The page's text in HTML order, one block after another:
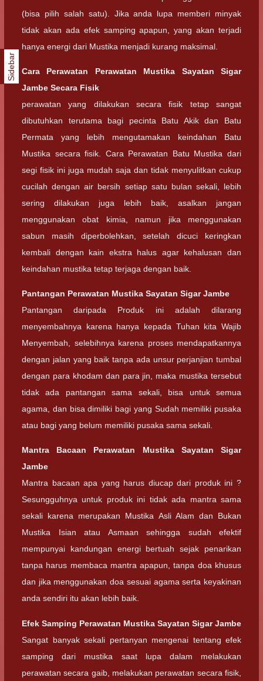
(bisa pilih salah satu). Jika anda lupa memberi minyak
tidak akan ada efek samping apapun, yang akan terjadi
hanya energi dari Mustika menjadi kurang maksimal.
Cara Perawatan Perawatan Mustika Sayatan Sigar
Jambe Secara Fisik
perawatan yang dilakukan secara fisik tetap sangat
dibutuhkan terutama bagi pecinta Batu Akik dan Batu
Permata yang lebih mengutamakan keindahan Batu
Mustika secara fisik. Cara Perawatan Batu Mustika dari
segi fisik ini juga mudah saja dan tidak menyulitkan cukup
cucilah dengan air bersih setiap satu bulan sekali, lebih
sering dilakukan juga lebih baik, asalkan jangan
menggunakan obat kimia, namun jika menggunakan
sabun masih diperbolehkan, setelah dicuci keringkan
kembali dengan kain ekstra halus agar kehalusan dan
keindahan mustika tetap terjaga dengan baik.
Pantangan Perawatan Mustika Sayatan Sigar Jambe
Pantangan daripada Produk ini adalah dilarang
menyembahnya karena hanya kepada Tuhan kita Wajib
Menyembah, selebihnya karena proses mendapatkannya
dengan jalan yang baik tanpa ada unsur perjanjian tumbal
dengan para khodam dan para jin, maka mustika tersebut
tidak ada pantangan sama sekali, bisa untuk semua
agama, dan bisa dimiliki bagi yang Sudah memiliki pusaka
atau bagi yang belum memiliki pusaka sama sekali.
Mantra Bacaan Perawatan Mustika Sayatan Sigar
Jambe
Mantra bacaan apa yang harus diucap dari produk ini ?
Sesungguhnya untuk produk ini tidak ada mantra sama
sekali karena merupakan Mustika Asli Alam dan Bukan
Mustika Isian atau Asmaan sehingga sudah efektif
mempunyai kandungan energi bertuah sejak penarikan
tanpa harus membaca mantra apapun, tanpa doa khusus
dan jika menggunakan doa sesuai agama serta keyakinan
anda sendiri itu akan lebih baik.
Efek Samping Perawatan Mustika Sayatan Sigar Jambe
Sangat banyak sekali pertanyan mengenai tentang efek
samping dari mustika saat lupa dalam melakukan
perawatan secara gaib, melakukan perawatan secara fisik,
Sidebar